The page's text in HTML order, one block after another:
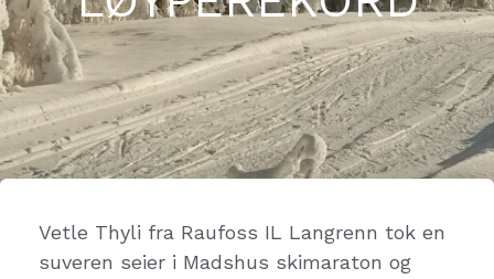
Vetle Thyli fra Raufoss IL Langrenn tok en
suveren seier i Madshus skimaraton og